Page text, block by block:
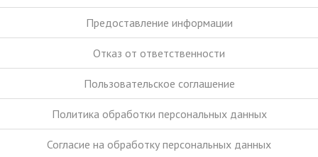
Предоставление информации
Отказ от ответственности
Пользовательское соглашение
Политика обработки персональных данных
Согласие на обработку персональных данных